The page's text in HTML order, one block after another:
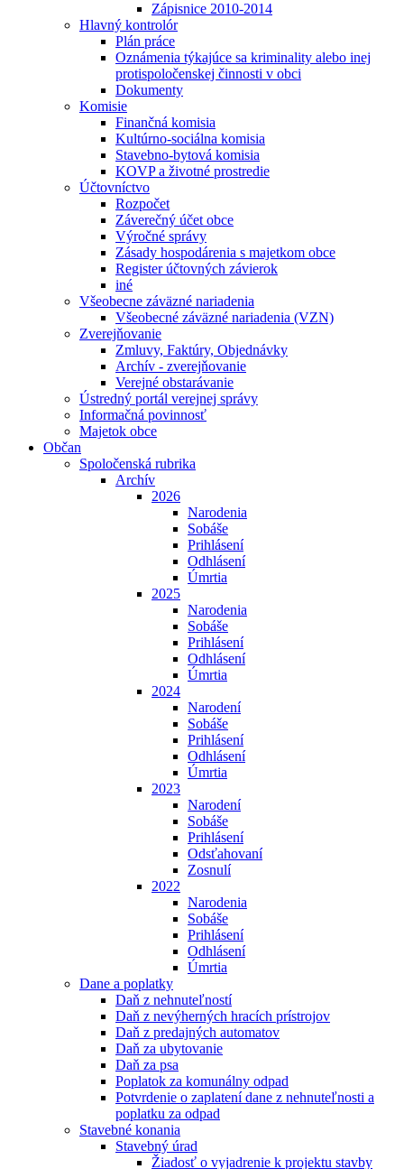
Zápisnice 2010-2014
Hlavný kontrolór
Plán práce
Oznámenia týkajúce sa kriminality alebo inej
protispoločenskej činnosti v obci
Dokumenty
Komisie
Finančná komisia
Kultúrno-sociálna komisia
Stavebno-bytová komisia
KOVP a životné prostredie
Účtovníctvo
Rozpočet
Záverečný účet obce
Výročné správy
Zásady hospodárenia s majetkom obce
Register účtovných závierok
iné
Všeobecne záväzné nariadenia
Všeobecné záväzné nariadenia (VZN)
Zverejňovanie
Zmluvy, Faktúry, Objednávky
Archív - zverejňovanie
Verejné obstarávanie
Ústredný portál verejnej správy
Informačná povinnosť
Majetok obce
Občan
Spoločenská rubrika
Archív
2026
Narodenia
Sobáše
Prihlásení
Odhlásení
Úmrtia
2025
Narodenia
Sobáše
Prihlásení
Odhlásení
Úmrtia
2024
Narodení
Sobáše
Prihlásení
Odhlásení
Úmrtia
2023
Narodení
Sobáše
Prihlásení
Odsťahovaní
Zosnulí
2022
Narodenia
Sobáše
Prihlásení
Odhlásení
Úmrtia
Dane a poplatky
Daň z nehnuteľností
Daň z nevýherných hracích prístrojov
Daň z predajných automatov
Daň za ubytovanie
Daň za psa
Poplatok za komunálny odpad
Potvrdenie o zaplatení dane z nehnuteľnosti a
poplatku za odpad
Stavebné konania
Stavebný úrad
Žiadosť o vyjadrenie k projektu stavby